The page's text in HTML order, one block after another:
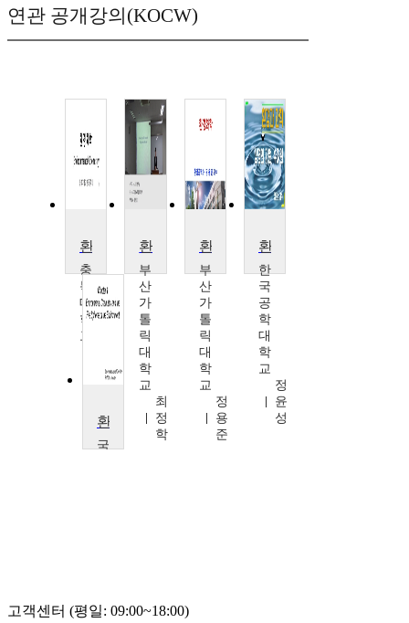
연관 공개강의(KOCW)
충
북
대
학
교
동
부
산
가
톨
릭
대
학
교
최
정
학
부
산
가
톨
릭
대
학
교
정
용
준
한
국
공
학
대
학
교
정
윤
성
국
고객센터 (평일: 09:00~18:00)